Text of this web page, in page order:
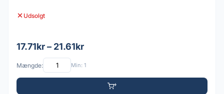
Udsolgt
17.71kr – 21.61kr
Mængde: Min: 1